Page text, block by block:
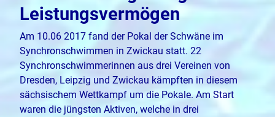
Leistungsvermögen
Am 10.06 2017 fand der Pokal der Schwäne im
Synchronschwimmen in Zwickau statt. 22
Synchronschwimmerinnen aus drei Vereinen von
Dresden, Leipzig und Zwickau kämpften in diesem
sächsischem Wettkampf um die Pokale. Am Start
waren die jüngsten Aktiven, welche in drei